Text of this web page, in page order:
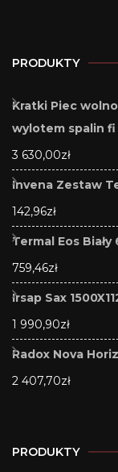
PRODUKTY
Kratki Piec
wylotem spalin fi
3 630,00zł
Invena Zestaw
142,96zł
Termal Eos
759,46zł
Irsap Sax
1 990,90zł
Radox Nova
2 407,70zł
PRODUKTY